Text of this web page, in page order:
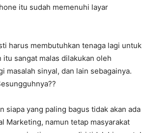
itu sudah memenuhi layar
harus membutuhkan tenaga lagi untuk
sangat malas dilakukan oleh
masalah sinyal, dan lain sebagainya.
siapa yang paling bagus tidak akan ada
Marketing, namun tetap masyarakat